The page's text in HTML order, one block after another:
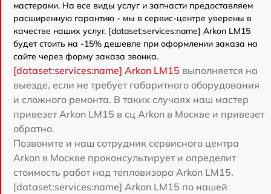
мастерами. На все виды услуг и запчасти предоставляем
расширенную гарантию - мы в сервис-центре уверены в
качестве наших услуг. [dataset:services:name] Arkon LM15
будет стоить на -15% дешевле при оформлении заказа на
сайте через форму заказа звонка.
[dataset:services:name] Arkon LM15 выполняется на
выезде, если не требует габаритного оборудования
и сложного ремонта. В таких случаях наш мастер
привезет Arkon LM15 в сц Arkon в Москве и привезет
обратно.
Позвоните и наш сотрудник сервисного центра
Arkon в Москве проконсультирует и определит
стоимость работ над тепловизора Arkon LM15.
[dataset:services:name] Arkon LM15 по нашей